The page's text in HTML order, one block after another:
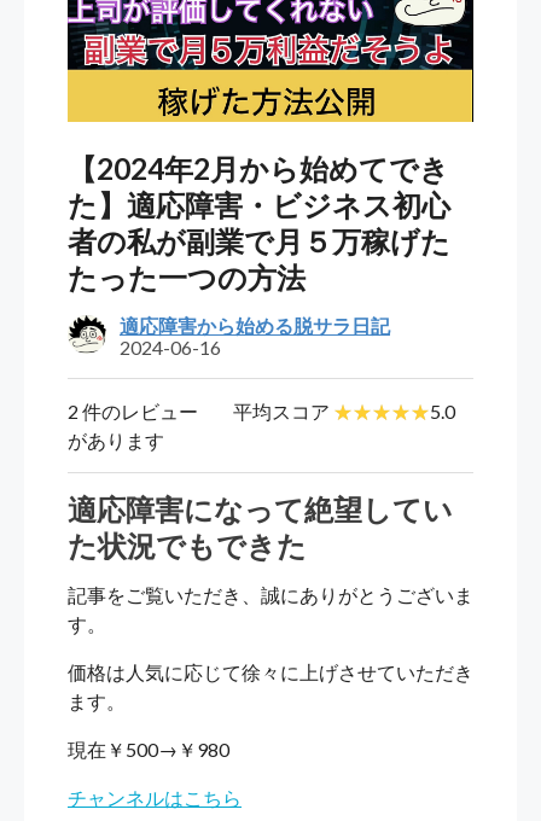
【2024年2月から始めてでき
た】適応障害・ビジネス初心
者の私が副業で月５万稼げた
たった一つの方法
適応障害から始める脱サラ日記
2024-06-16
2 件のレビュー
があります
平均スコア 5.0
適応障害になって絶望してい
た状況でもできた
記事をご覧いただき、誠にありがとうございま
す。
価格は人気に応じて徐々に上げさせていただき
ます。
現在￥500→￥980
チャンネルはこちら